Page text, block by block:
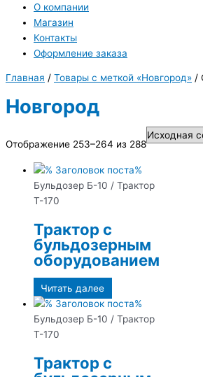
О компании
Магазин
Контакты
Оформление заказа
Главная / Товары с меткой «Новгород» /
Новгород
Отображение 253–264 из 288
Бульдозер Б-10 / Трактор
Т-170
Трактор с
бульдозерным
оборудованием
Читать далее
Бульдозер Б-10 / Трактор
Т-170
Трактор с